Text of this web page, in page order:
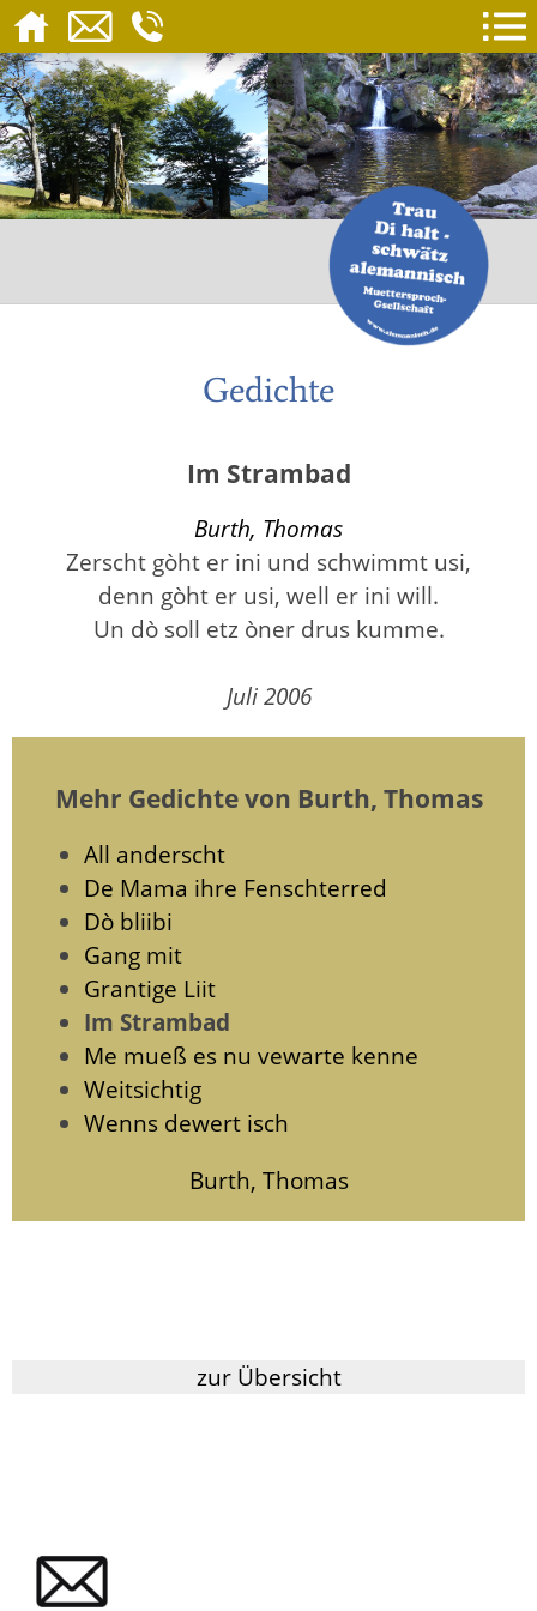
Gedichte
Im Strambad
Burth, Thomas
Zerscht gòht er ini und schwimmt usi,
denn gòht er usi, well er ini will.
Un dò soll etz òner drus kumme.
Juli 2006
Mehr Gedichte von Burth, Thomas
All anderscht
De Mama ihre Fenschterred
Dò bliibi
Gang mit
Grantige Liit
Im Strambad
Me mueß es nu vewarte kenne
Weitsichtig
Wenns dewert isch
Burth, Thomas
zur Übersicht